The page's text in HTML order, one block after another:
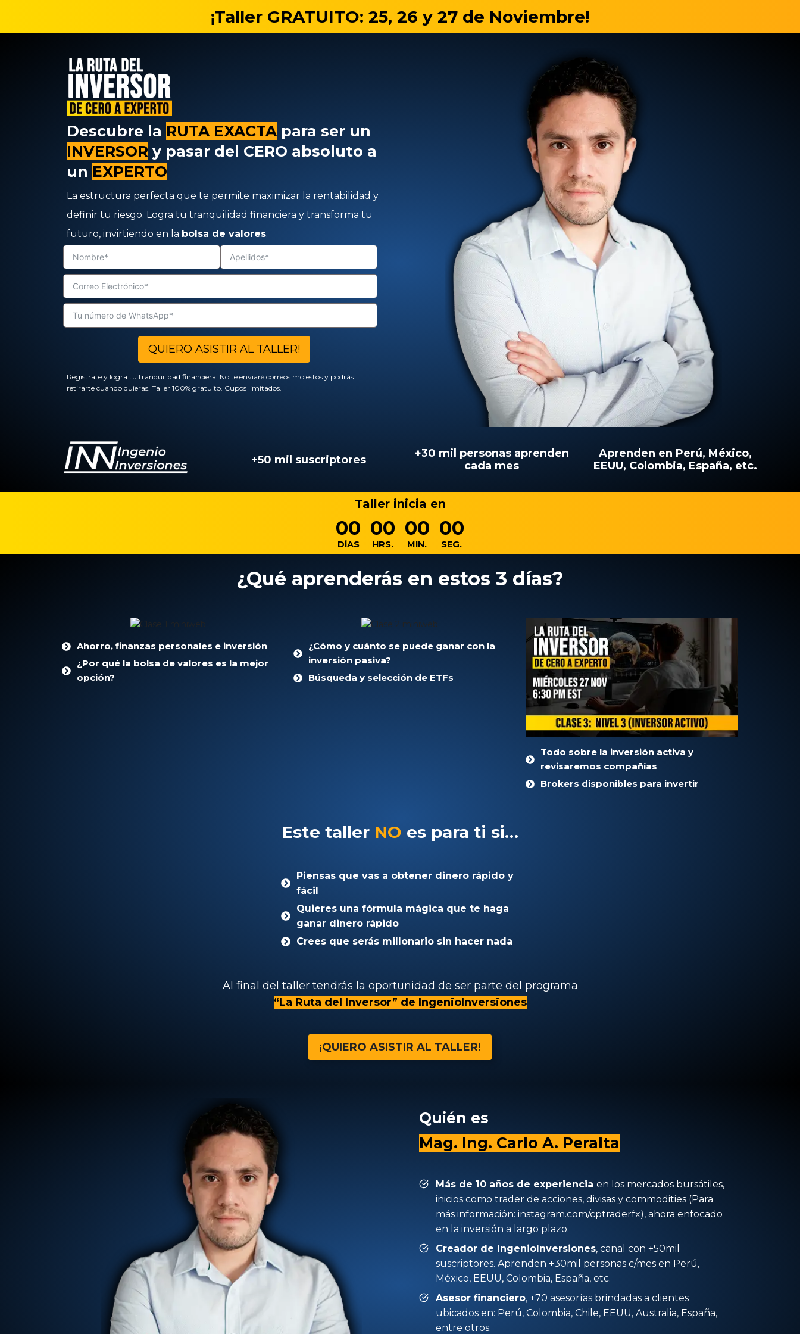
contenido
¡Taller GRATUITO: 25, 26 y 27 de Noviembre!
Descubre la RUTA EXACTA para ser un
INVERSOR y pasar del CERO absoluto a
un EXPERTO
La estructura perfecta que te permite maximizar la rentabilidad y
definir tu riesgo. Logra tu tranquilidad financiera y transforma tu
futuro, invirtiendo en la bolsa de valores.
QUIERO ASISTIR AL TALLER!
Registrate y logra tu tranquilidad financiera. No te enviaré correos molestos y podrás
retirarte cuando quieras. Taller 100% gratuito. Cupos limitados.
+50 mil suscriptores
+30 mil personas aprenden
cada mes
Aprenden en Perú, México,
EEUU, Colombia, España, etc.
Taller inicia en
00
DÍAS
00
HRS.
00
MIN.
00
SEG.
¿Qué aprenderás en estos 3 días?
Ahorro, finanzas personales e inversión
¿Por qué la bolsa de valores es la mejor
opción?
¿Cómo y cuánto se puede ganar con la
inversión pasiva?
Búsqueda y selección de ETFs
Todo sobre la inversión activa y
revisaremos compañías
Brokers disponibles para invertir
Este taller NO es para ti si…
Piensas que vas a obtener dinero rápido y
fácil
Quieres una fórmula mágica que te haga
ganar dinero rápido
Crees que serás millonario sin hacer nada
Al final del taller tendrás la oportunidad de ser parte del programa
“La Ruta del Inversor” de IngenioInversiones
¡QUIERO ASISTIR AL TALLER!
Quién es
Mag. Ing. Carlo A. Peralta
Más de 10 años de experiencia en los mercados bursátiles,
inicios como trader de acciones, divisas y commodities (Para
más información: instagram.com/cptraderfx), ahora enfocado
en la inversión a largo plazo.
Creador de IngenioInversiones, canal con +50mil
suscriptores. Aprenden +30mil personas c/mes en Perú,
México, EEUU, Colombia, España, etc.
Asesor financiero, +70 asesorías brindadas a clientes
ubicados en: Perú, Colombia, Chile, EEUU, Australia, España,
entre otros.